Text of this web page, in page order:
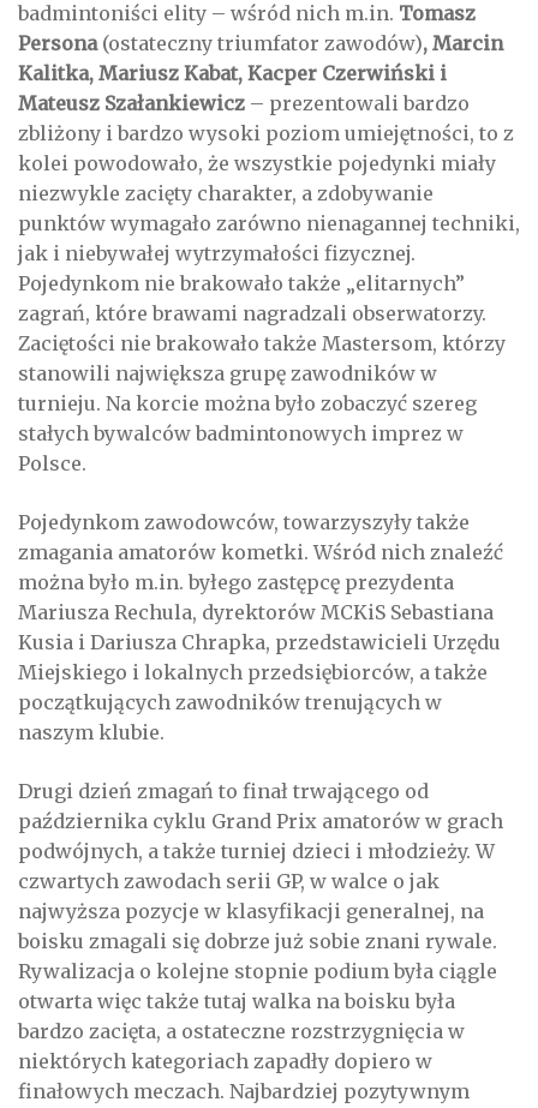
badmintoniści elity – wśród nich m.in. Tomasz
Persona (ostateczny triumfator zawodów), Marcin
Kalitka, Mariusz Kabat, Kacper Czerwiński i
Mateusz Szałankiewicz – prezentowali bardzo
zbliżony i bardzo wysoki poziom umiejętności, to z
kolei powodowało, że wszystkie pojedynki miały
niezwykle zacięty charakter, a zdobywanie
punktów wymagało zarówno nienagannej techniki,
jak i niebywałej wytrzymałości fizycznej.
Pojedynkom nie brakowało także „elitarnych”
zagrań, które brawami nagradzali obserwatorzy.
Zaciętości nie brakowało także Mastersom, którzy
stanowili największa grupę zawodników w
turnieju. Na korcie można było zobaczyć szereg
stałych bywalców badmintonowych imprez w
Polsce.
Pojedynkom zawodowców, towarzyszyły także
zmagania amatorów kometki. Wśród nich znaleźć
można było m.in. byłego zastępcę prezydenta
Mariusza Rechula, dyrektorów MCKiS Sebastiana
Kusia i Dariusza Chrapka, przedstawicieli Urzędu
Miejskiego i lokalnych przedsiębiorców, a także
początkujących zawodników trenujących w
naszym klubie.
Drugi dzień zmagań to finał trwającego od
października cyklu Grand Prix amatorów w grach
podwójnych, a także turniej dzieci i młodzieży. W
czwartych zawodach serii GP, w walce o jak
najwyższa pozycje w klasyfikacji generalnej, na
boisku zmagali się dobrze już sobie znani rywale.
Rywalizacja o kolejne stopnie podium była ciągle
otwarta więc także tutaj walka na boisku była
bardzo zacięta, a ostateczne rozstrzygnięcia w
niektórych kategoriach zapadły dopiero w
finałowych meczach. Najbardziej pozytywnym